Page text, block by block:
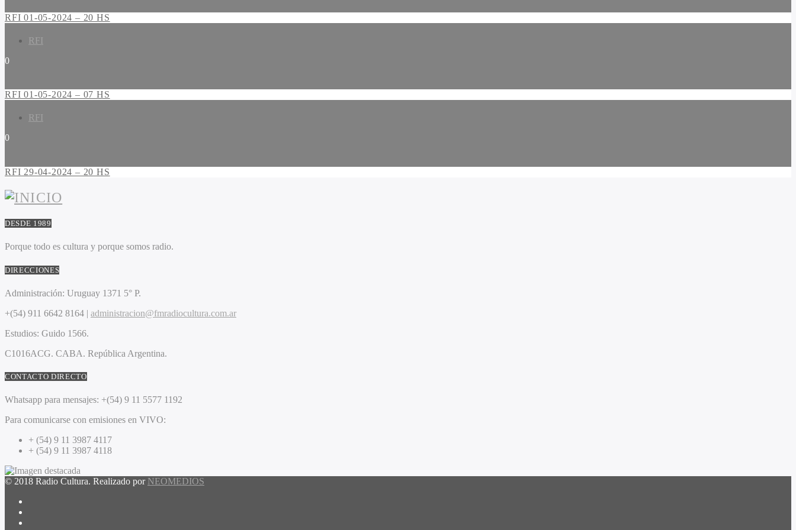
RFI 01-05-2024 – 20 HS
RFI
0
RFI 01-05-2024 – 07 HS
RFI
0
RFI 29-04-2024 – 20 HS
DESDE 1989
Porque todo es cultura y porque somos radio.
DIRECCIONES
Administración: Uruguay 1371 5° P.
+(54) 911 6642 8164 | administracion@fmradiocultura.com.ar
Estudios: Guido 1566.
C1016ACG. CABA. República Argentina.
CONTACTO DIRECTO
Whatsapp para mensajes: +(54) 9 11 5577 1192
Para comunicarse con emisiones en VIVO:
+ (54) 9 11 3987 4117
+ (54) 9 11 3987 4118
© 2018 Radio Cultura. Realizado por NEOMEDIOS